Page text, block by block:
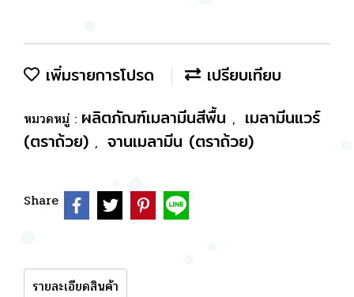
เพิ่มรายการโปรด เปรียบเทียบ
หมวดหมู่ : ผลิตภัณฑ์เมลามีนสีพื้น , เมลามีนแวร์
(ตราถ้วย) , จานเมลามีน (ตราถ้วย)
Share
รายละเอียดสินค้า